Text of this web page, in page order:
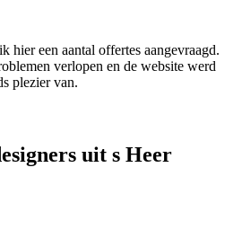
hier een aantal offertes aangevraagd.
verlopen en de website werd
plezier van.
uit s Heer